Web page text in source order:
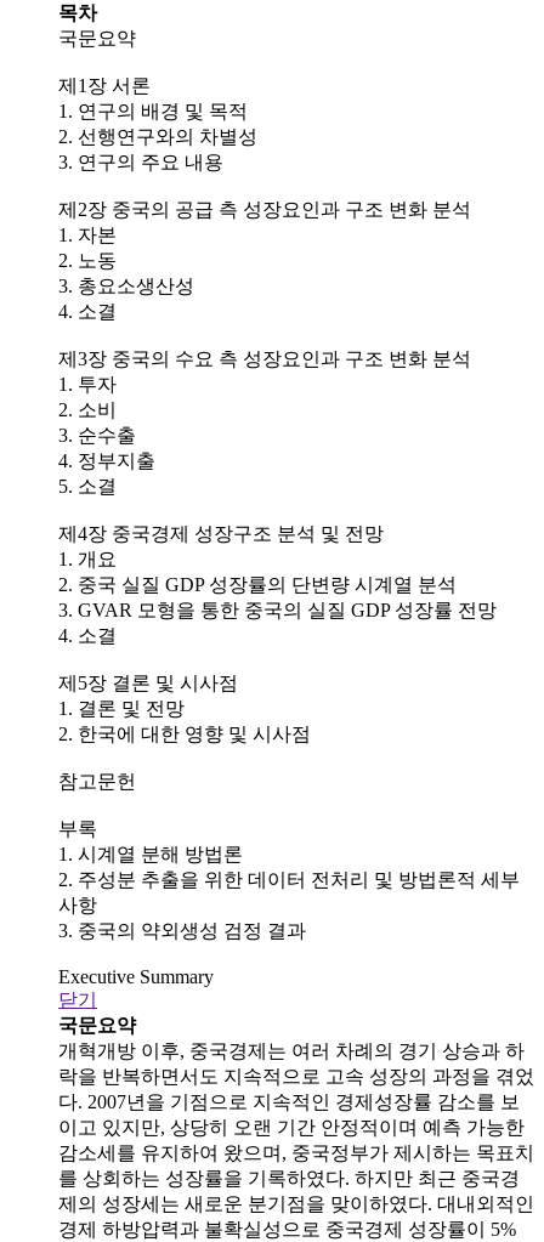
목차
국문요약
제1장 서론
1. 연구의 배경 및 목적
2. 선행연구와의 차별성
3. 연구의 주요 내용
제2장 중국의 공급 측 성장요인과 구조 변화 분석
1. 자본
2. 노동
3. 총요소생산성
4. 소결
제3장 중국의 수요 측 성장요인과 구조 변화 분석
1. 투자
2. 소비
3. 순수출
4. 정부지출
5. 소결
제4장 중국경제 성장구조 분석 및 전망
1. 개요
2. 중국 실질 GDP 성장률의 단변량 시계열 분석
3. GVAR 모형을 통한 중국의 실질 GDP 성장률 전망
4. 소결
제5장 결론 및 시사점
1. 결론 및 전망
2. 한국에 대한 영향 및 시사점
참고문헌
부록
1. 시계열 분해 방법론
2. 주성분 추출을 위한 데이터 전처리 및 방법론적 세부
사항
3. 중국의 약외생성 검정 결과
Executive Summary
닫기
국문요약
개혁개방 이후, 중국경제는 여러 차례의 경기 상승과 하
락을 반복하면서도 지속적으로 고속 성장의 과정을 겪었
다. 2007년을 기점으로 지속적인 경제성장률 감소를 보
이고 있지만, 상당히 오랜 기간 안정적이며 예측 가능한
감소세를 유지하여 왔으며, 중국정부가 제시하는 목표치
를 상회하는 성장률을 기록하였다. 하지만 최근 중국경
제의 성장세는 새로운 분기점을 맞이하였다. 대내외적인
경제 하방압력과 불확실성으로 중국경제 성장률이 5%